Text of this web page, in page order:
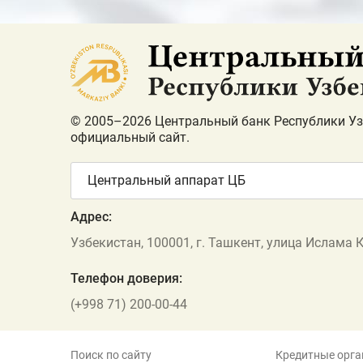
© 2005–2026 Центральный банк Республики
официальный сайт.
Центральный аппарат ЦБ
Адрес:
Узбекистан, 100001, г. Ташкент, улица Ислама
Телефон доверия:
(+998 71) 200-00-44
Поиск по сайту Кредитные